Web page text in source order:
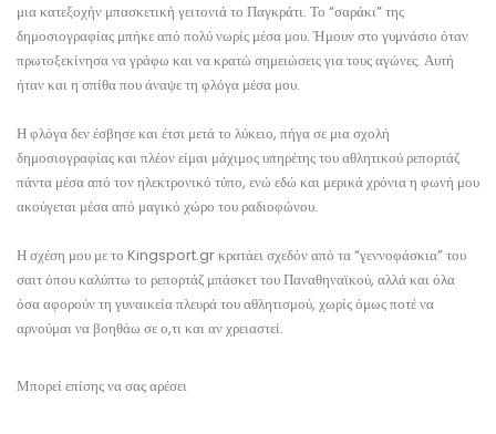
μια κατεξοχήν μπασκετική γειτονιά το Παγκράτι. Το “σαράκι” της
δημοσιογραφίας μπήκε από πολύ νωρίς μέσα μου. Ήμουν στο γυμνάσιο όταν
πρωτοξεκίνησα να γράφω και να κρατώ σημειώσεις για τους αγώνες. Αυτή
ήταν και η σπίθα που άναψε τη φλόγα μέσα μου.
Η φλόγα δεν έσβησε και έτσι μετά το λύκειο, πήγα σε μια σχολή
δημοσιογραφίας και πλέον είμαι μάχιμος υπηρέτης του αθλητικού ρεπορτάζ
πάντα μέσα από τον ηλεκτρονικό τύπο, ενώ εδώ και μερικά χρόνια η φωνή μου
ακούγεται μέσα από μαγικό χώρο του ραδιοφώνου.
Η σχέση μου με το Kingsport.gr κρατάει σχεδόν από τα “γεννοφάσκια” του
σαιτ όπου καλύπτω το ρεπορτάζ μπάσκετ του Παναθηναϊκού, αλλά και όλα
όσα αφορούν τη γυναικεία πλευρά του αθλητισμού, χωρίς όμως ποτέ να
αρνούμαι να βοηθάω σε ο,τι και αν χρειαστεί.
Μπορεί επίσης να σας αρέσει